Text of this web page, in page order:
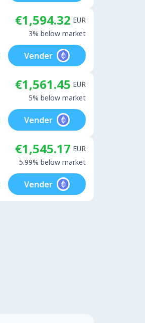
€1,594.32 EUR
3% below market
Vender
€1,561.45 EUR
5% below market
Vender
€1,545.17 EUR
5.99% below market
Vender